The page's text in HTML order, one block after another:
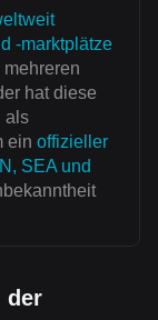
-marktplätze
hat diese
als
ein offizieller
SEA und
der